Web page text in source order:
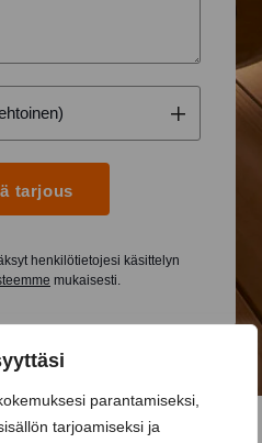
parantamiseksi,
tarjoamiseksi ja
tarjous
henkilötietojesi käsittelyn
mukaisesti.